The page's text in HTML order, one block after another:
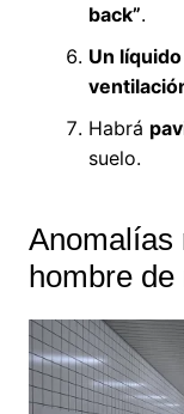
back”.
Un
Habrá
suelo.
Anomalías
hombre